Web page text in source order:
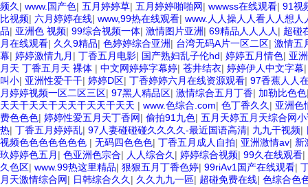
频久 | www.国产色| 五月婷婷草| 五月婷婷啪啪网| wwwss在线观看| 91视
比视频| 六月婷婷在线| www,99热在线观看| www.人人操人人看人人想
品| 亚洲色 视频| 99综合视频一体| 激情图片亚洲| 69精品人人人人 | 超碰
月在线观看| 久久9精品| 色婷婷综合亚洲| 台湾无码A片一区二区| 激情五
幕| 婷婷激情九月 | 丁香五月电影| 国产熟妇乱子伦hd| 婷婷五月情色| 亚
月天 丁香五月天 裸体 | 中文网婷婷字幕婷| 苍井结衣| 婷婷伊人中文字幕
叫小| 亚洲性爱干干| 婷婷D区| 丁香婷婷六月在线资源观看| 97香蕉人人
月婷婷视频一区二区三区| 97黑人精品区| 激情综合五月丁香| 加勒比色色
天天干天天干天天干天天干天天 | www.色综合.com| 色丁香久久 | 亚洲色
费色色色| 婷婷性爱五月天丁香网| 偷拍91九色| 五月天婷五月天综合网
热| 丁香五月婷婷乱| 97人妻碰碰碰久久久久-最近国语高清| 九九干视频|
视频色色色色色色色 | 无码四色色色| 丁香五月成人自拍| 亚洲激情av| 新
玖婷婷色五月 | 色亚洲色宗合| 人人综合久 | 婷婷综合视频| 99久在线观看|
久色区| www.99热这里精品| 狠狠五月丁香色婷| 99riAv1国产在线观看|
月天激情综合网| 日韩综合久久 | 久久九九一區| 超碰免费在线| 色综合色